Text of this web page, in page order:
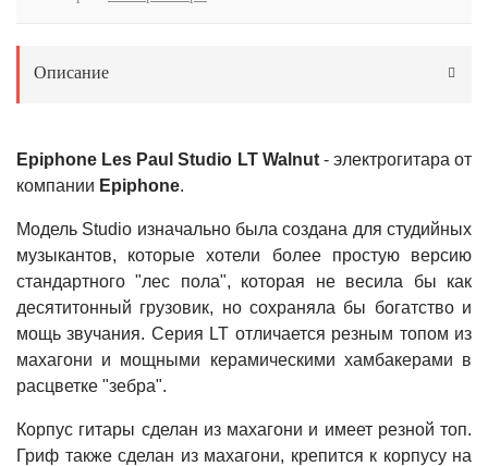
Описание
Epiphone Les Paul Studio LT Walnut - электрогитара от
компании Epiphone.
Модель Studio изначально была создана для студийных
музыкантов, которые хотели более простую версию
стандартного "лес пола", которая не весила бы как
десятитонный грузовик, но сохраняла бы богатство и
мощь звучания. Серия LT отличается резным топом из
махагони и мощными керамическими хамбакерами в
расцветке "зебра".
Корпус гитары сделан из махагони и имеет резной топ.
Гриф также сделан из махагони, крепится к корпусу на